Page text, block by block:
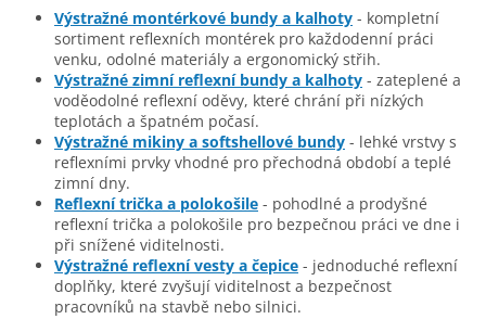
Výstražné montérkové bundy a kalhoty - kompletní
sortiment reflexních montérek pro každodenní práci
venku, odolné materiály a ergonomický střih.
Výstražné zimní reflexní bundy a kalhoty - zateplené a
voděodolné reflexní oděvy, které chrání při nízkých
teplotách a špatném počasí.
Výstražné mikiny a softshellové bundy - lehké vrstvy s
reflexními prvky vhodné pro přechodná období a teplé
zimní dny.
Reflexní trička a polokošile - pohodlné a prodyšné
reflexní trička a polokošile pro bezpečnou práci ve dne i
při snížené viditelnosti.
Výstražné reflexní vesty a čepice - jednoduché reflexní
doplňky, které zvyšují viditelnost a bezpečnost
pracovníků na stavbě nebo silnici.